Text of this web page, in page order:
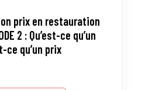
prix en restauration
2 : Qu’est-ce qu’un
ce qu’un prix